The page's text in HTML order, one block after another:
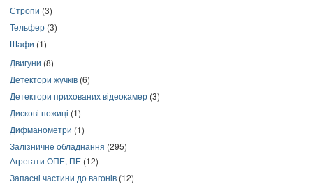
Стропи (3)
Тельфер (3)
Шафи (1)
Двигуни (8)
Детектори жучків (6)
Детектори прихованих відеокамер (3)
Дискові ножиці (1)
Дифманометри (1)
Залізничне обладнання (295)
Агрегати ОПЕ, ПЕ (12)
Запасні частини до вагонів (12)